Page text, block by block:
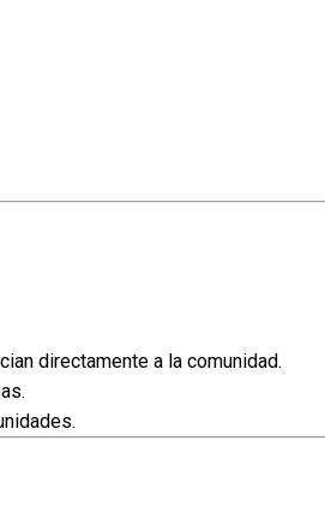
directamente a la comunidad.